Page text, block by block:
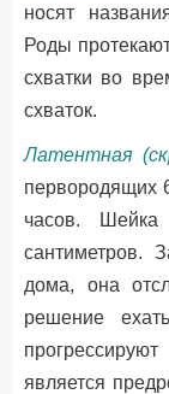
носят
Роды
схватки во
схваток.
Латентная
первородящих
часов.
сантиметров.
дома, она
решение
является